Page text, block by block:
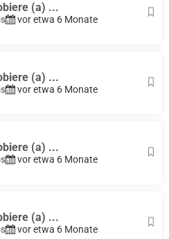
(a) ...
vor etwa 6 Monate
(a) ...
vor etwa 6 Monate
(a) ...
vor etwa 6 Monate
(a) ...
vor etwa 6 Monate